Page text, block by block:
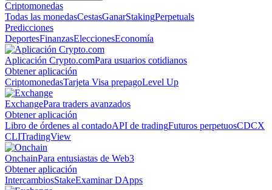
Criptomonedas
Todas las monedasCestasGanarStakingPerpetuals
Predicciones
DeportesFinanzasEleccionesEconomía
Aplicación Crypto.comPara usuarios cotidianos
Obtener aplicación
CriptomonedasTarjeta Visa prepagoLevel Up
ExchangePara traders avanzados
Obtener aplicación
Libro de órdenes al contadoAPI de tradingFuturos perpetuosCDCX
CLITradingView
OnchainPara entusiastas de Web3
Obtener aplicación
IntercambiosStakeExaminar DApps